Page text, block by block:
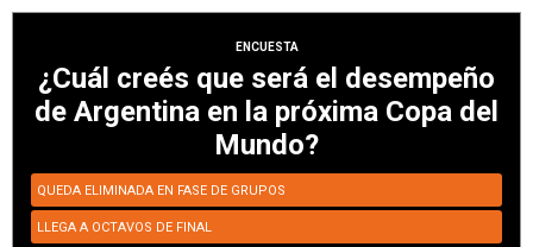
ENCUESTA
¿Cuál creés que será el desempeño
de Argentina en la próxima Copa del
Mundo?
QUEDA ELIMINADA EN FASE DE GRUPOS
LLEGA A OCTAVOS DE FINAL